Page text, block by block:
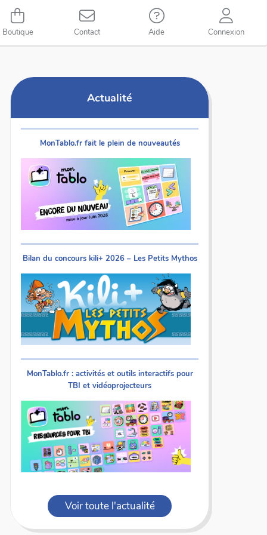
Boutique Contact Aide Connexion
Actualité
MonTablo.fr fait le plein de nouveautés
Bilan du concours kili+ 2026 – Les Petits Mythos
MonTablo.fr : activités et outils interactifs pour
TBI et vidéoprojecteurs
Voir toute l'actualité